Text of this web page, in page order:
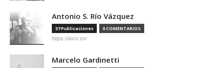
Antonio S. Río Vázquez
57 Publicaciones 0 COMENTARIOS
https://asrv.es/
Marcelo Gardinetti